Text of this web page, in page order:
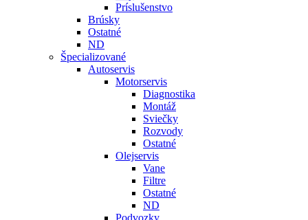
Príslušenstvo
Brúsky
Ostatné
ND
Špecializované
Autoservis
Motorservis
Diagnostika
Montáž
Sviečky
Rozvody
Ostatné
Olejservis
Vane
Filtre
Ostatné
ND
Podvozky